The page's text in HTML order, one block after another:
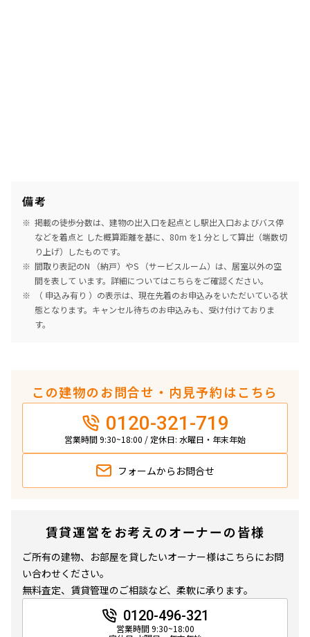
備考
掲載の徒歩分数は、建物の出入口を起点とし駅出入口およびバス停
などを着点と した概算距離を基に、80m を1 分として算出（端数切
り上げ）したものです。
間取り表記のN （納戸）やS （サービスルーム）は、居室以外の空
間を表して います。詳細についてはこちらをご確認ください。
（ 申込み有り ）の表示は、現在先着のお申込みをいただいている状
態となります。キャンセル待ちのお申込みも、受け付けておりま
す。
この建物のお問合せ・内見予約はこちら
0120-321-719
営業時間 9:30~18:00 / 定休日: 水曜日・年末年始
フォームから お問合せ
賃貸運営をお考えのオーナーの皆様
ご所有の建物、お部屋を貸したいオーナー様はこちらにお問
い合わせください。
無料査定、賃貸管理のご相談など、柔軟に承ります。
0120-496-321
営業時間 9:30~18:00